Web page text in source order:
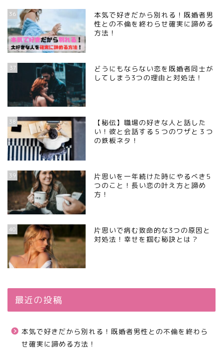
36
本気で好きだから別れる！既婚者男
性との不倫を終わらせ確実に諦める
方法！
37
どうにもならない恋を既婚者同士が
してしまう3つの理由と対処法！
38
【秘伝】職場の好きな人と話した
い！彼と会話する５つのワザと３つ
の鉄板ネタ！
39
片思いを一年続けた時にやるべき5
つのこと！長い恋の叶え方と諦め
方！
40
片思いで病む致命的な3つの原因と
対処法！幸せを掴む秘訣とは？
最近の投稿
本気で好きだから別れる！既婚者男性との不倫を終わら
せ確実に諦める方法！